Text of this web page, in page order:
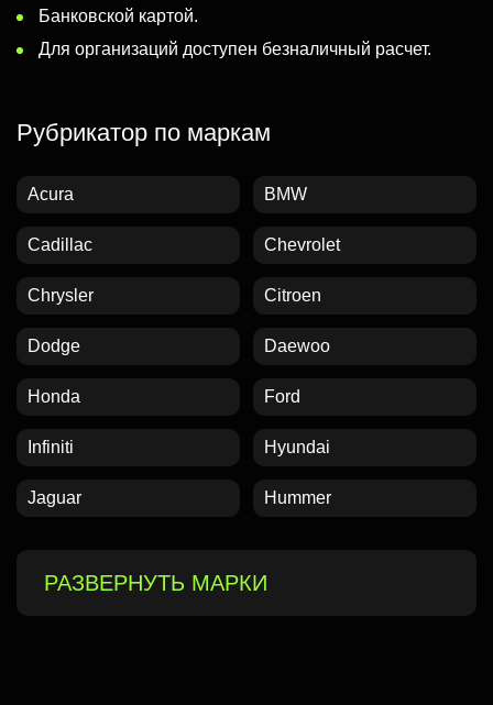
Банковской картой.
Для организаций доступен безналичный расчет.
Рубрикатор по маркам
Acura BMW
Cadillac Chevrolet
Chrysler Citroen
Dodge Daewoo
Honda Ford
Infiniti Hyundai
Jaguar Hummer
РАЗВЕРНУТЬ МАРКИ